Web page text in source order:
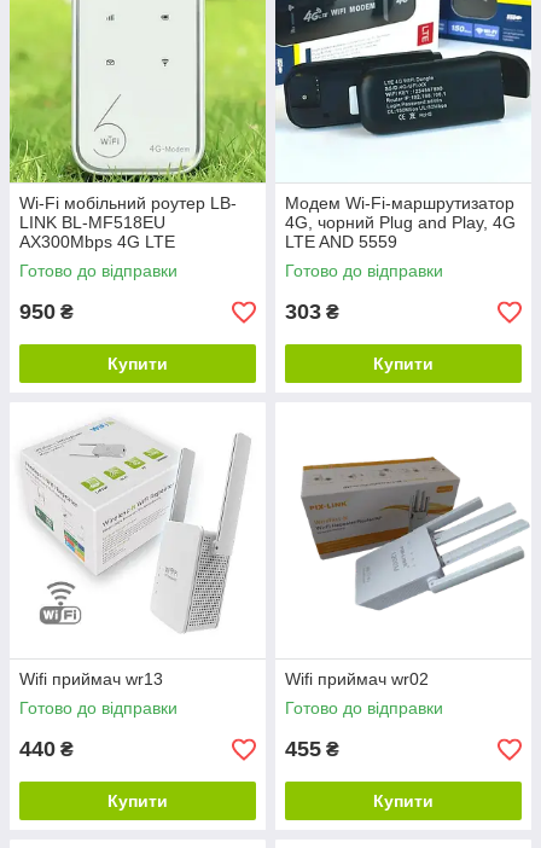
Wi-Fi мобільний роутер LB-
LINK BL-MF518EU
AX300Mbps 4G LTE
Готово до відправки
950 ₴
Купити
Модем Wi-Fi-маршрутизатор
4G, чорний Plug and Play, 4G
LTE AND 5559
Готово до відправки
303 ₴
Купити
Wifi приймач wr13
Готово до відправки
440 ₴
Купити
Wifi приймач wr02
Готово до відправки
455 ₴
Купити